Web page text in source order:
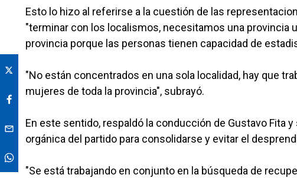
Esto lo hizo al referirse a la cuestión de las
"terminar con los localismos, necesitamos una provincia
provincia porque las personas tienen capacidad de
"No están concentrados en una sola localidad, hay que
mujeres de toda la provincia", subrayó.
En este sentido, respaldó la conducción de Gustavo Fita
orgánica del partido para consolidarse y evitar el
"Se está trabajando en conjunto en la búsqueda de